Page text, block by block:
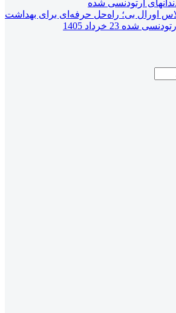
اورال بی؛ راه‌حل حرفه‌ای برای بهداشت
شده 23 خرداد 1405